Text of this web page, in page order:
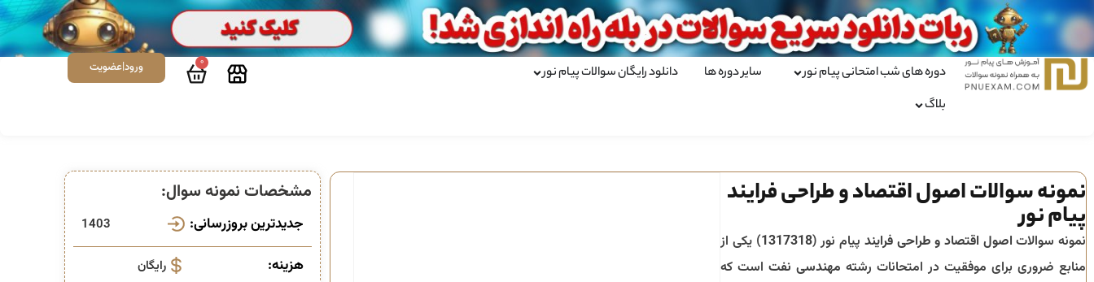
دوره های شب امتحانی پیام نور سایر دوره ها
دانلود رایگان سوالات پیام نور
بلاگ
0 ورود|عضویت
نمونه سوالات اصول اقتصاد و طراحی فرایند
پیام نور
نمونه سوالات اصول اقتصاد و طراحی فرایند پیام نور (1317318) یکی از
منابع ضروری برای موفقیت در امتحانات رشته مهندسی نفتاست که
مشخصات نمونه سوال:
جدیدترین بروزرسانی: 1403
هزینه: رایگان